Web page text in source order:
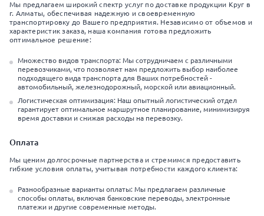
Мы предлагаем широкий спектр услуг по доставке продукции Круг в
г. Алматы, обеспечивая надежную и своевременную
транспортировку до Вашего предприятия. Независимо от объемов и
характеристик заказа, наша компания готова предложить
оптимальное решение:
Множество видов транспорта: Мы сотрудничаем с различными
перевозчиками, что позволяет нам предложить выбор наиболее
подходящего вида транспорта для Ваших потребностей -
автомобильный, железнодорожный, морской или авиационный.
Логистическая оптимизация: Наш опытный логистический отдел
гарантирует оптимальное маршрутное планирование, минимизируя
время доставки и снижая расходы на перевозку.
Оплата
Мы ценим долгосрочные партнерства и стремимся предоставить
гибкие условия оплаты, учитывая потребности каждого клиента:
Разнообразные варианты оплаты: Мы предлагаем различные
способы оплаты, включая банковские переводы, электронные
платежи и другие современные методы.